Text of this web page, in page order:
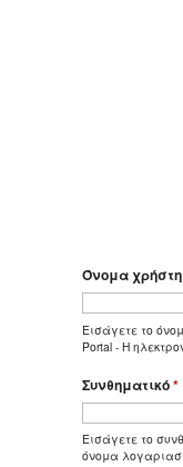
Όνομα χρήστη
Εισάγετε το
Portal - Η
Συνθηματικό*
Εισάγετε το
όνομα